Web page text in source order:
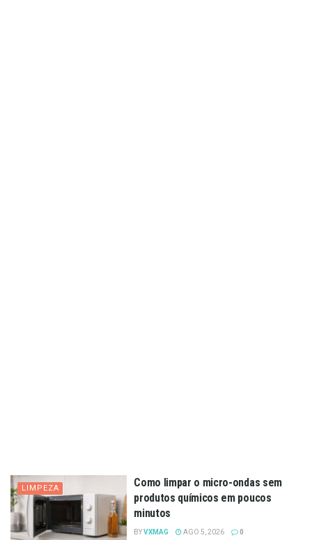
LIMPEZA
Como limpar o micro-ondas sem
produtos químicos em poucos
minutos
BYVXMAG AGO 5, 2026 0